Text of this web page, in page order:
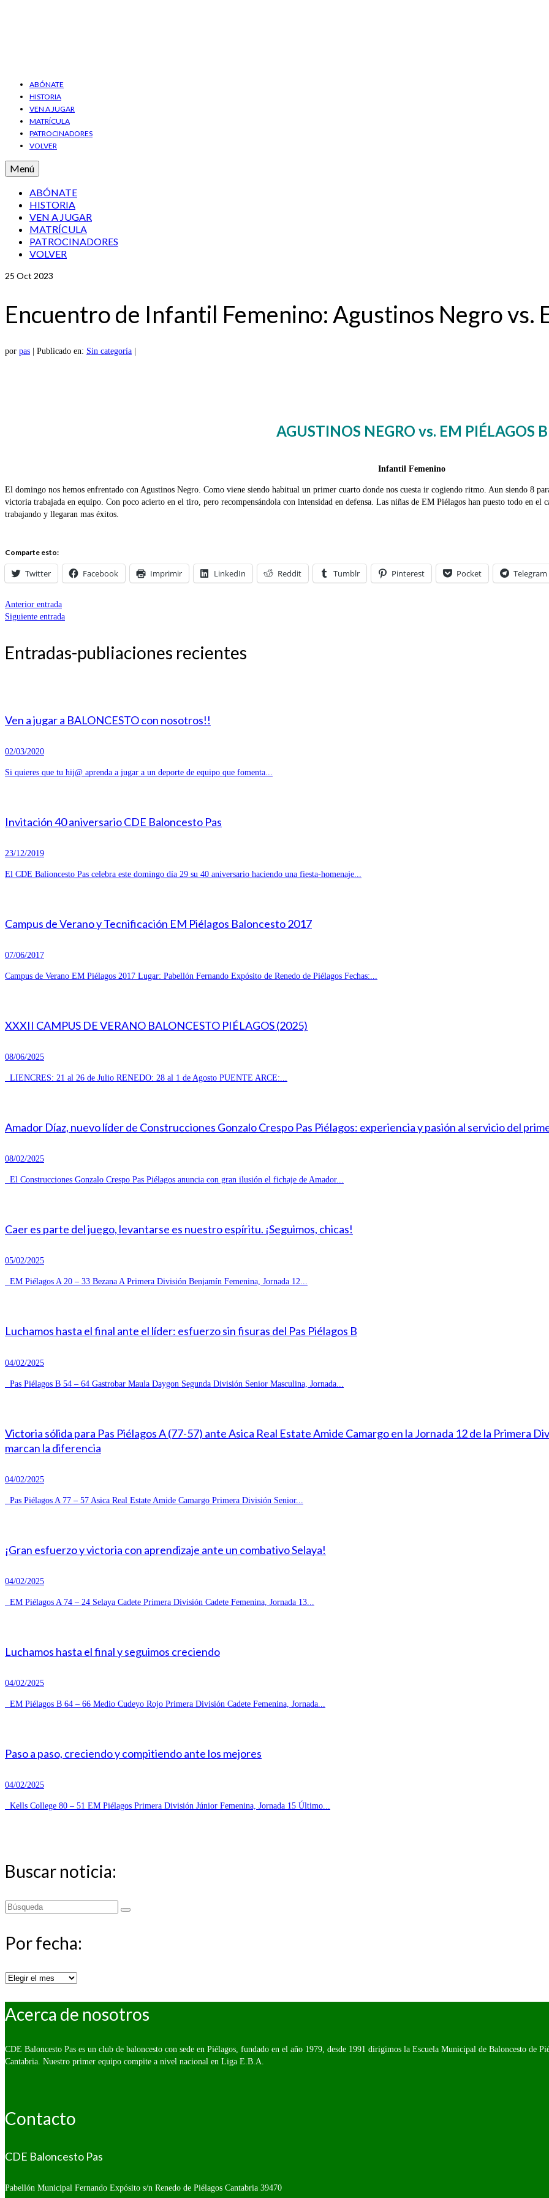
ABÓNATE
HISTORIA
VEN A JUGAR
MATRÍCULA
PATROCINADORES
VOLVER
Menú
ABÓNATE
HISTORIA
VEN A JUGAR
MATRÍCULA
PATROCINADORES
VOLVER
25 Oct 2023
Encuentro de Infantil Femenino: Agustinos Negro vs.
por pas Publicado en: Sin categoría
AGUSTINOS NEGRO vs. EM PIÉLAGOS B
Infantil Femenino
El domingo nos hemos enfrentado con Agustinos Negro. Como viene siendo habitual un primer cuarto donde nos cuesta ir cogiendo ritmo. Aun siendo 8
victoria trabajada en equipo. Con poco acierto en el tiro, pero recompensándola con intensidad en defensa. Las niñas de EM Piélagos han puesto todo en el
trabajando y llegaran mas éxitos.
Comparte esto:
Twitter Facebook Imprimir LinkedIn Reddit Tumblr Pinterest Pocket Telegram
Anterior entrada
Siguiente entrada
Entradas-publiaciones recientes
Ven a jugar a BALONCESTO con nosotros!!
02/03/2020
Si quieres que tu hij@ aprenda a jugar a un deporte de equipo que fomenta...
Invitación 40 aniversario CDE Baloncesto Pas
23/12/2019
El CDE Balioncesto Pas celebra este domingo día 29 su 40 aniversario haciendo una fiesta-homenaje...
Campus de Verano y Tecnificación EM Piélagos Baloncesto 2017
07/06/2017
Campus de Verano EM Piélagos 2017 Lugar: Pabellón Fernando Expósito de Renedo de Piélagos Fechas:...
XXXII CAMPUS DE VERANO BALONCESTO PIÉLAGOS (2025)
08/06/2025
LIENCRES: 21 al 26 de Julio RENEDO: 28 al 1 de Agosto PUENTE ARCE:...
Amador Díaz, nuevo líder de Construcciones Gonzalo Crespo Pas Piélagos: experiencia y pasión al servicio del
08/02/2025
El Construcciones Gonzalo Crespo Pas Piélagos anuncia con gran ilusión el fichaje de Amador...
Caer es parte del juego, levantarse es nuestro espíritu. ¡Seguimos, chicas!
05/02/2025
EM Piélagos A 20 – 33 Bezana A Primera División Benjamín Femenina, Jornada 12...
Luchamos hasta el final ante el líder: esfuerzo sin fisuras del Pas Piélagos B
04/02/2025
Pas Piélagos B 54 – 64 Gastrobar Maula Daygon Segunda División Senior Masculina, Jornada...
Victoria sólida para Pas Piélagos A (77-57) ante Asica Real Estate Amide Camargo en la Jornada 12 de la Primera
marcan la diferencia
04/02/2025
Pas Piélagos A 77 – 57 Asica Real Estate Amide Camargo Primera División Senior...
¡Gran esfuerzo y victoria con aprendizaje ante un combativo Selaya!
04/02/2025
EM Piélagos A 74 – 24 Selaya Cadete Primera División Cadete Femenina, Jornada 13...
Luchamos hasta el final y seguimos creciendo
04/02/2025
EM Piélagos B 64 – 66 Medio Cudeyo Rojo Primera División Cadete Femenina, Jornada...
Paso a paso, creciendo y compitiendo ante los mejores
04/02/2025
Kells College 80 – 51 EM Piélagos Primera División Júnior Femenina, Jornada 15 Último...
Buscar noticia:
Buscar
Por fecha:
Por
Acerca de nosotros
CDE Baloncesto Pas es un club de baloncesto con sede en Piélagos, fundado en el año 1979, desde 1991 dirigimos la Escuela Municipal de Baloncesto de
Cantabria. Nuestro primer equipo compite a nivel nacional en Liga E.B.A.
Contacto
CDE Baloncesto Pas
Pabellón Municipal Fernando Expósito s/n Renedo de Piélagos Cantabria 39470